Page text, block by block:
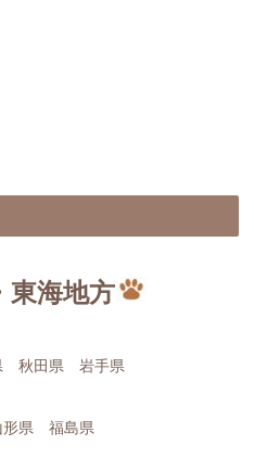
東海地方
秋田県 岩手県
県 福島県